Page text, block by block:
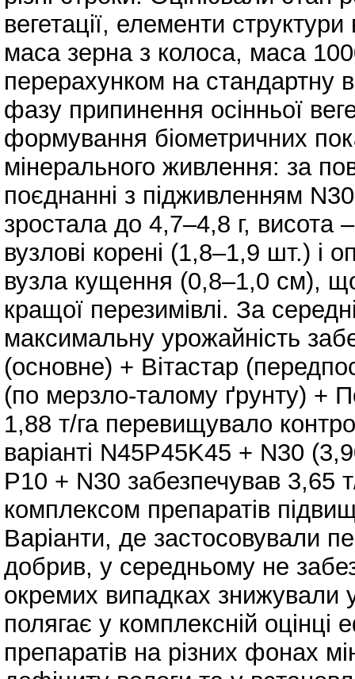
вегетації, елементи
маса зерна з колоса, маса
перерахунком на стандартну
фазу припинення осінньої
формування біометричних
мінерального живлення: за
поєднанні з підживленням
зростала до 4,7–4,8 г,
вузлові корені (1,8–1,9 шт.) і
вузла кущення (0,8–1,0 см),
кращої перезимівлі. За
максимальну урожайність
(основне) + Вітастар
(по мерзло-талому ґрунту) +
1,88 т/га перевищувало
варіанті N45P45K45 + N30
P10 + N30 забезпечував 3,65
комплексом препаратів
Варіанти, де застосовували
добрив, у середньому не
окремих випадках знижували
полягає у комплексній оцінці
препаратів на різних фонах